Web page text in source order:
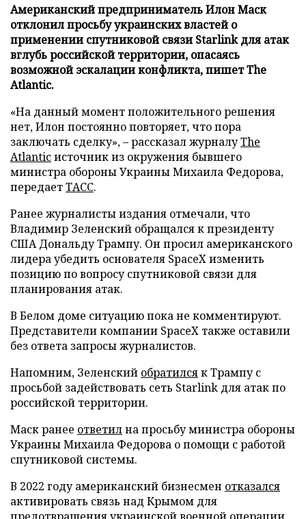
Американский предприниматель Илон Маск
отклонил просьбу украинских властей о
применении спутниковой связи Starlink для атак
вглубь российской территории, опасаясь
возможной эскалации конфликта, пишет The
Atlantic.
«На данный момент положительного решения
нет, Илон постоянно повторяет, что пора
заключать сделку», – рассказал журналуThe
Atlanticисточник из окружения бывшего
министра обороны Украины Михаила Федорова,
передаетТАСС.
Ранее журналисты издания отмечали, что
Владимир Зеленский обращался к президенту
США Дональду Трампу. Он просил американского
лидера убедить основателя SpaceX изменить
позицию по вопросу спутниковой связи для
планирования атак.
В Белом доме ситуацию пока не комментируют.
Представители компании SpaceX также оставили
без ответа запросы журналистов.
Напомним, Зеленский обратилсяк Трампу с
просьбой задействовать сеть Starlink для атак по
российской территории.
Маск ранее ответилна просьбу министра обороны
Украины Михаила Федорова о помощи с работой
спутниковой системы.
В 2022 году американский бизнесмен отказался
активировать связь над Крымом для